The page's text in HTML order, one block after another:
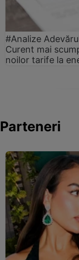
#Analize
Curent mai
noilor tarife la
Parteneri